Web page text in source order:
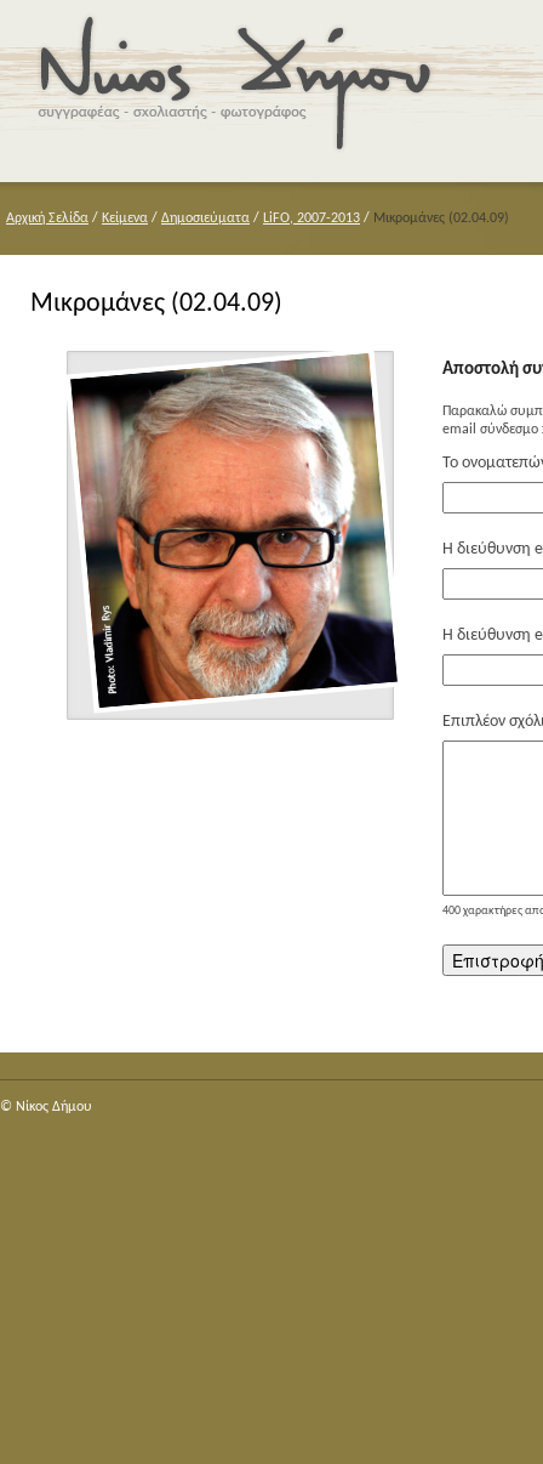
Αρχική Σελίδα / Κείμενα / Δημοσιεύματα / LiFO, 2007-2013 / Μικρομάνες (02.04.09)
Μικρομάνες (02.04.09)
Αποστολή
Παρακαλώ
email σύνδεσμο
Το
Η διεύθυνση
Η διεύθυνση
Επιπλέον
400χαρακτήρες
© Nίκος Δήμου